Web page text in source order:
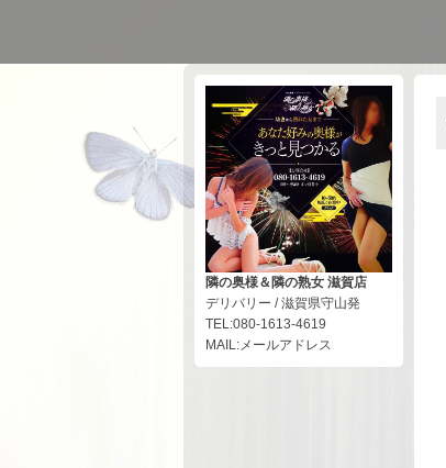
隣の奥様＆隣の熟女 滋賀店
デリバリー / 滋賀県守山発
TEL:080-1613-4619
MAIL:メールアドレス